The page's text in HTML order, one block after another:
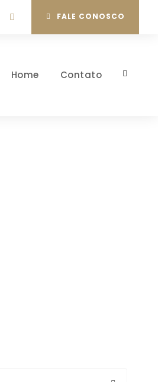
FALE CONOSCO
Home Contato